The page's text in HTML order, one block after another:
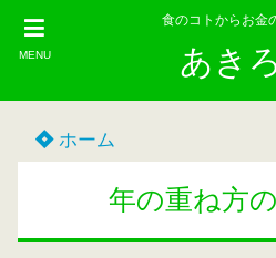
MENU
食のコトからお金
あき
ホーム
年の重ね方